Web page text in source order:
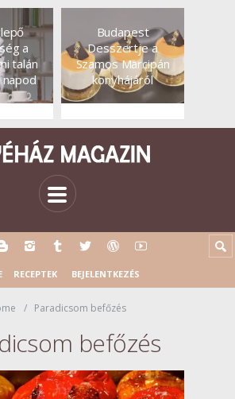
a
talán
Budapest
Desszertje a
Szamos Marcipán
konyhájáról
RECEPTEK BEJELENTKEZÉS
Paradicsom befőzés
befőzés